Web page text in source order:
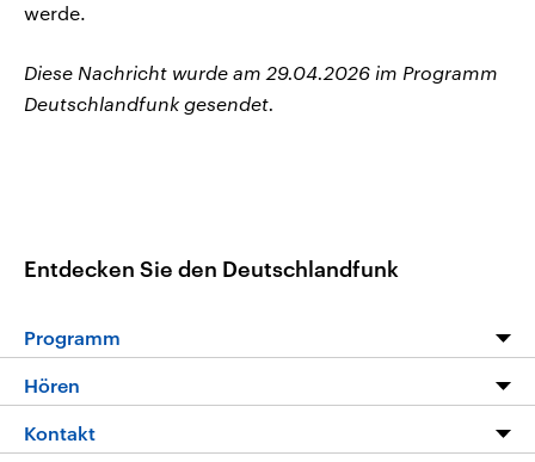
werde.
Diese Nachricht wurde am 29.04.2026 im Programm
Deutschlandfunk gesendet.
Entdecken Sie den Deutschlandfunk
Programm
Programm
Die Nachrichten
Hören
Livestream
Kontakt